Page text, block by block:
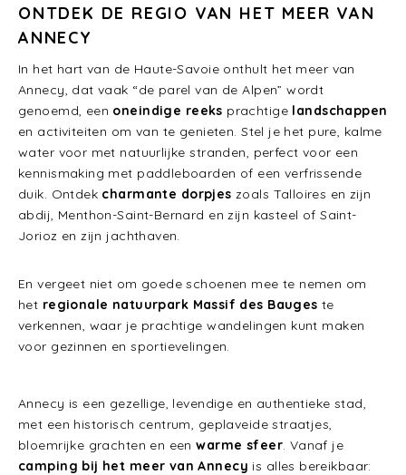
ONTDEK DE REGIO VAN HET MEER VAN
ANNECY
In het hart van de Haute-Savoie onthult het meer van
Annecy, dat vaak “de parel van de Alpen” wordt
genoemd, een oneindige reeks prachtige landschappen
en activiteiten om van te genieten. Stel je het pure, kalme
water voor met natuurlijke stranden, perfect voor een
kennismaking met paddleboarden of een verfrissende
duik. Ontdek charmante dorpjes zoals Talloires en zijn
abdij, Menthon-Saint-Bernard en zijn kasteel of Saint-
Jorioz en zijn jachthaven.
En vergeet niet om goede schoenen mee te nemen om
het regionale natuurpark Massif des Bauges te
verkennen, waar je prachtige wandelingen kunt maken
voor gezinnen en sportievelingen.
Annecy is een gezellige, levendige en authentieke stad,
met een historisch centrum, geplaveide straatjes,
bloemrijke grachten en eenwarme sfeer. Vanaf je
camping bij het meer van Annecy is alles bereikbaar: